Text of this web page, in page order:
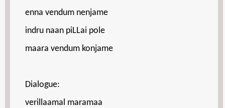
enna vendum nenjame
indru naan piLLai pole
maara vendum konjame
Dialogue:
verillaamal maramaa